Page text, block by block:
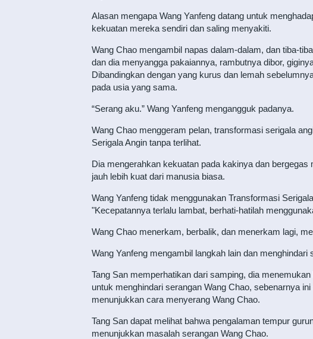
Alasan mengapa Wang Yanfeng datang untuk
kekuatan mereka sendiri dan saling menyakiti.
Wang Chao mengambil napas dalam-dalam, dan tiba-
dan dia menyangga pakaiannya, rambutnya dibor,
Dibandingkan dengan yang kurus dan lemah
pada usia yang sama.
“Serang aku.” Wang Yanfeng mengangguk padanya.
Wang Chao menggeram pelan, transformasi serigala
Serigala Angin tanpa terlihat.
Dia mengerahkan kekuatan pada kakinya dan
jauh lebih kuat dari manusia biasa.
Wang Yanfeng tidak menggunakan Transformasi
"Kecepatannya terlalu lambat, berhati-hatilah
Wang Chao menerkam, berbalik, dan menerkam lagi,
Wang Yanfeng mengambil langkah lain dan menghindari
Tang San memperhatikan dari samping, dia
untuk menghindari serangan Wang Chao, sebenarnya
menunjukkan cara menyerang Wang Chao.
Tang San dapat melihat bahwa pengalaman tempur
menunjukkan masalah serangan Wang Chao.